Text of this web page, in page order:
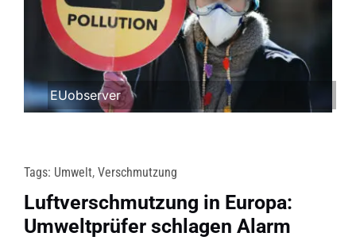
EUobserver
Tags: Umwelt, Verschmutzung
Luftverschmutzung in Europa:
Umweltprüfer schlagen Alarm